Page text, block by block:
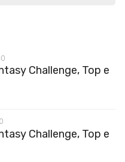
Challenge, Top e
Challenge, Top e